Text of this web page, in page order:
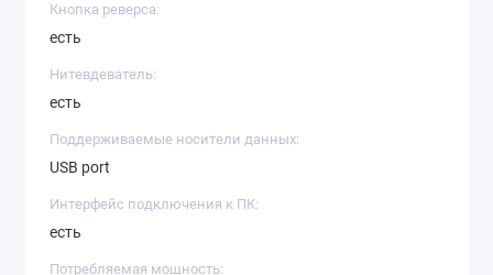
Кнопка реверса:
есть
Нитевдеватель:
есть
Поддерживаемые носители данных:
USB port
Интерфейс подключения к ПК:
есть
Потребляемая мощность: